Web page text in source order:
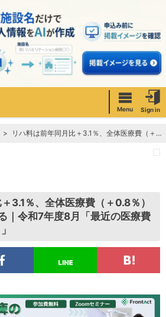
Menu Sign in
リハ料は前年同月比＋3.1％、全体医療費（＋0.8％）を2.3ポイント上回る｜令和7年度8月「最近の医療費の動向（MEDIAS）」
3.1％、全体医療費（＋0.8％）
｜令和7年度8月「最近の医療費